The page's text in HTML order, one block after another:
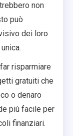
non
può
dei loro
risparmiare
gratuiti che
o denaro
più facile per
finanziari.